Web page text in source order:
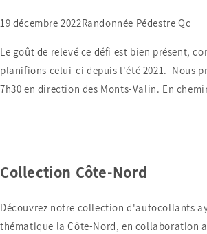
19 décembre 2022Randonnée Pédestre Qc
Le goût de relevé ce défi est bien présent,
planifions celui-ci depuis l'été 2021. Nous
7h30 en direction des Monts-Valin. En
Collection Côte-Nord
Découvrez notre collection d'autocollants
thématique la Côte-Nord, en collaboration